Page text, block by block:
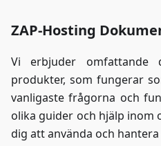
ZAP-Hosting
Vi erbjuder omfattande
produkter, som fungerar
vanligaste frågorna och
olika guider och hjälp inom
dig att använda och